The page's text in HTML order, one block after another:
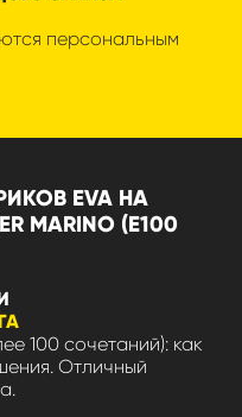
персональным
EVA НА
MARINO (E100
100 сочетаний): как
Отличный